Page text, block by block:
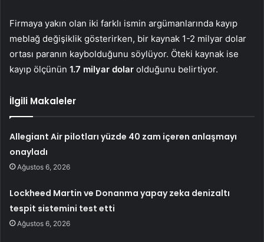
Firmaya yakın olan iki farklı ismin argümanlarında kayıp
meblağ değişiklik gösterirken, bir kaynak 1-2 milyar dolar
ortası paranın kaybolduğunu söylüyor. Öteki kaynak ise
kayıp ölçünün 1.7 milyar dolar olduğunu belirtiyor.
İlgili Makaleler
Allegiant Air pilotları yüzde 40 zam içeren anlaşmayı
onayladı
Ağustos 6, 2026
Lockheed Martin ve Donanma yapay zeka denizaltı
tespit sistemini test etti
Ağustos 6, 2026